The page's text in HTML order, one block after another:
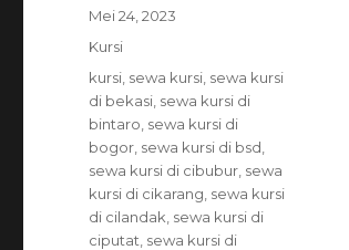
Posted
Mei 24, 2023
Categories
Kursi
Tags
kursi sewa kursi sewa kursi
di bekasi sewa kursi di
bintaro sewa kursi di
bogor sewa kursi di bsd
sewa kursi di cibubur sewa
kursi di cikarang sewa kursi
di cilandak sewa kursi di
ciputat sewa kursi di